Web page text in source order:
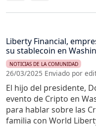
Liberty Financial,
su stablecoin en
NOTICIAS DE LA COMUNIDAD
26/03/2025 Enviado por
El hijo del presidente,
evento de Cripto en
para hablar sobre las
familia con World